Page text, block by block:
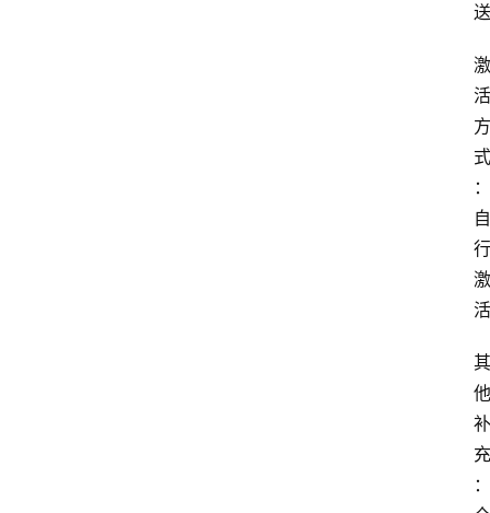
送
激
活
方
式
：
自
行
激
活
其
他
补
充
：